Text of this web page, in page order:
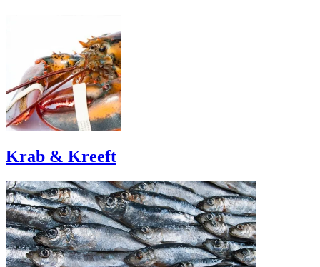
Krab & Kreeft